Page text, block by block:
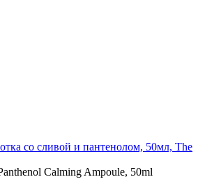
со сливой и пантенолом, 50мл, The
Calming Ampoule, 50ml